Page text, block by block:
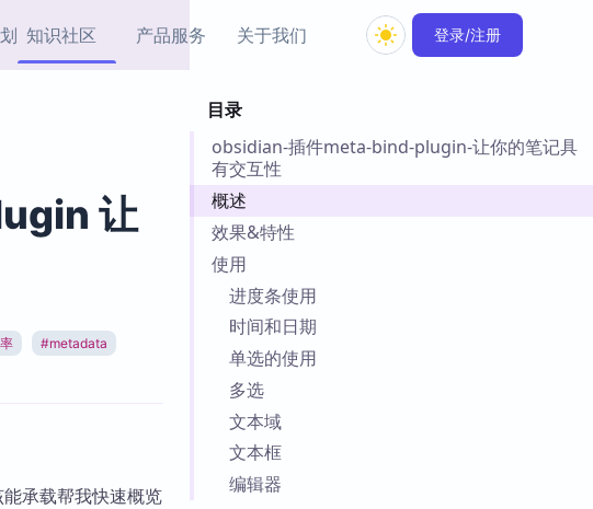
知识社区
者
专题
专题
产品服务
Obsidian 思维导图插件
挂件集市
库
Obsidian 教程
关于我们 登录/注册
目录
obsidian-插件meta-bind-plugin-让你的笔记具
有交互性
概述
效果&特性
使用
进度条使用
时间和日期
单选的使用
多选
文本域
文本框
编辑器
让
#metadata
承载帮我快速概览